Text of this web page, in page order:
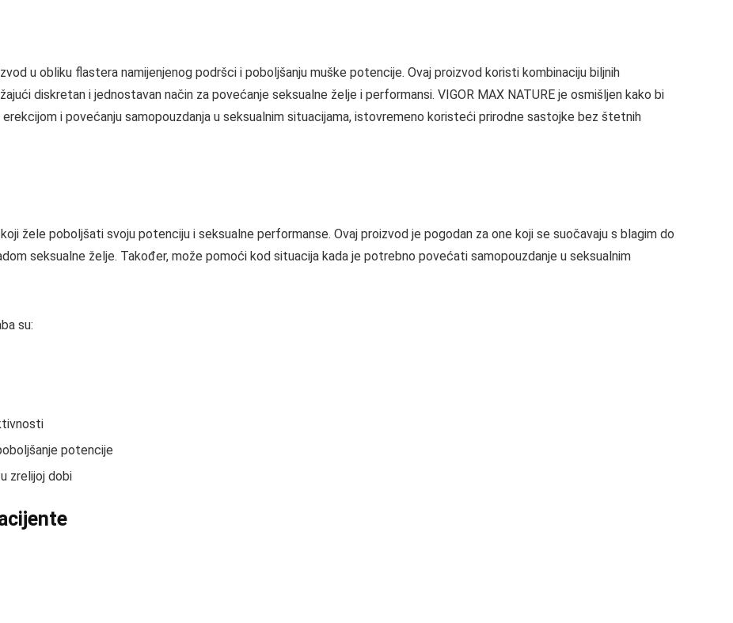
u obliku flastera namijenjenog podršci i poboljšanju muške potencije. Ovaj proizvod koristi kombinaciju biljnih
diskretan i jednostavan način za povećanje seksualne želje i performansi. VIGOR MAX NATURE je osmišljen kako bi
i povećanju samopouzdanja u seksualnim situacijama, istovremeno koristeći prirodne sastojke bez štetnih
žele poboljšati svoju potenciju i seksualne performanse. Ovaj proizvod je pogodan za one koji se suočavaju s blagim do
seksualne želje. Također, može pomoći kod situacija kada je potrebno povećati samopouzdanje u seksualnim
su:
potencije
zrelijoj dobi